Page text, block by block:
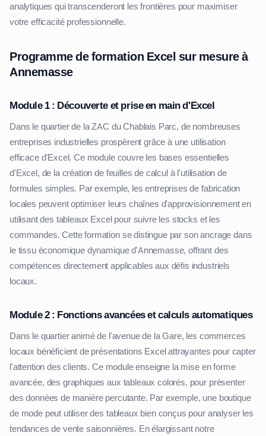
analytiques qui transcenderont les frontières pour maximiser
votre efficacité professionnelle.
Programme de formation Excel sur mesure à
Annemasse
Module 1 : Découverte et prise en main d'Excel
Dans le quartier de la ZAC du Chablais Parc, de nombreuses
entreprises industrielles prospèrent grâce à une utilisation
efficace d'Excel. Ce module couvre les bases essentielles
d'Excel, de la création de feuilles de calcul à l'utilisation de
formules simples. Par exemple, les entreprises de fabrication
locales peuvent optimiser leurs chaînes d'approvisionnement en
utilisant des tableaux Excel pour suivre les stocks et les
commandes. Cette formation se distingue par son ancrage dans
le tissu économique dynamique d'Annemasse, offrant des
compétences directement applicables aux défis industriels
locaux.
Module 2 : Fonctions avancées et calculs automatiques
Dans le quartier animé de l'avenue de la Gare, les commerces
locaux bénéficient de présentations Excel attrayantes pour capter
l'attention des clients. Ce module enseigne la mise en forme
avancée, des graphiques aux tableaux colorés, pour présenter
des données de manière percutante. Par exemple, une boutique
de mode peut utiliser des tableaux bien conçus pour analyser les
tendances de vente saisonnières. En élargissant notre